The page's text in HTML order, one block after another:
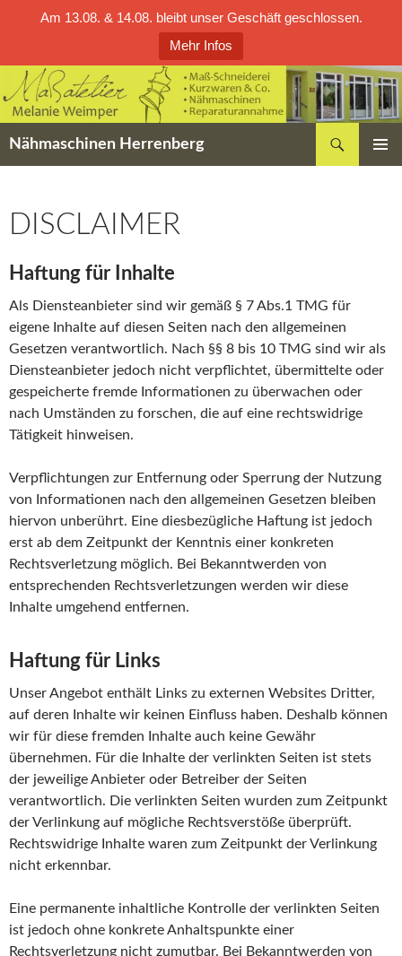
Am 13.08. & 14.08. bleibt unser Geschäft geschlossen.
Mehr Infos
Zum
Inhalt
springen
Nähmaschinen Herrenberg
DISCLAIMER
Haftung für Inhalte
Als Diensteanbieter sind wir gemäß § 7 Abs.1 TMG für
eigene Inhalte auf diesen Seiten nach den allgemeinen
Gesetzen verantwortlich. Nach §§ 8 bis 10 TMG sind wir als
Diensteanbieter jedoch nicht verpflichtet, übermittelte oder
gespeicherte fremde Informationen zu überwachen oder
nach Umständen zu forschen, die auf eine rechtswidrige
Tätigkeit hinweisen.
Verpflichtungen zur Entfernung oder Sperrung der Nutzung
von Informationen nach den allgemeinen Gesetzen bleiben
hiervon unberührt. Eine diesbezügliche Haftung ist jedoch
erst ab dem Zeitpunkt der Kenntnis einer konkreten
Rechtsverletzung möglich. Bei Bekanntwerden von
entsprechenden Rechtsverletzungen werden wir diese
Inhalte umgehend entfernen.
Haftung für Links
Unser Angebot enthält Links zu externen Websites Dritter,
auf deren Inhalte wir keinen Einfluss haben. Deshalb können
wir für diese fremden Inhalte auch keine Gewähr
übernehmen. Für die Inhalte der verlinkten Seiten ist stets
der jeweilige Anbieter oder Betreiber der Seiten
verantwortlich. Die verlinkten Seiten wurden zum Zeitpunkt
der Verlinkung auf mögliche Rechtsverstöße überprüft.
Rechtswidrige Inhalte waren zum Zeitpunkt der Verlinkung
nicht erkennbar.
Eine permanente inhaltliche Kontrolle der verlinkten Seiten
ist jedoch ohne konkrete Anhaltspunkte einer
Rechtsverletzung nicht zumutbar. Bei Bekanntwerden von